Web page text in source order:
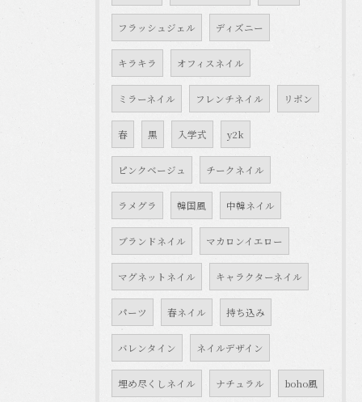
フラッシュジェル ディズニー
キラキラ オフィスネイル
ミラーネイル フレンチネイル リボン
春 黒 入学式 y2k
ピンクベージュ チークネイル
ラメグラ 韓国風 中韓ネイル
ブランドネイル マカロンイエロー
マグネットネイル キャラクターネイル
パーツ 春ネイル 持ち込み
バレンタイン ネイルデザイン
埋め尽くしネイル ナチュラル boho風